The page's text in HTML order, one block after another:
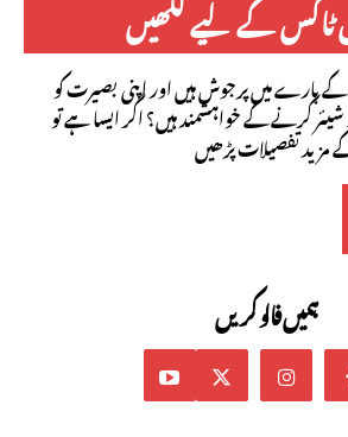
ٹاکس کے لیے لکھیں
بارے میں پرجوش ہیں اور اپنی بصیرت کو
کرنے کے خواہشمند ہیں؟ اگر ایسا ہے تو
مزید تفصیلات پڑھیں
ہمیں فالو کریں